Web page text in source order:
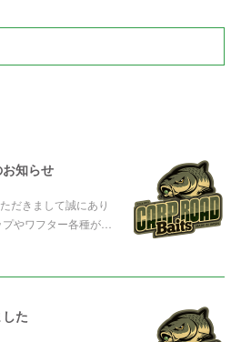
知らせ
だきまして誠にあり
やワフター各種が…
た